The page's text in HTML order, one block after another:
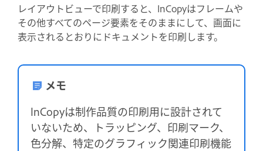
レイアウトビューで印刷すると、InCopyはフレームや
その他すべてのページ要素をそのままにして、画面に
表示されるとおりにドキュメントを印刷します。
メモ
InCopyは制作品質の印刷用に設計されて
いないため、トラッピング、印刷マーク、
色分解、特定のグラフィック関連印刷機能